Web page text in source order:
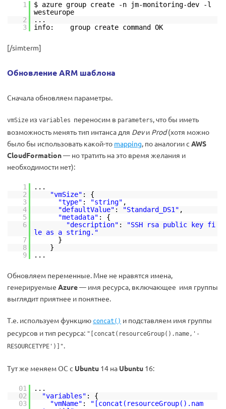
1
$ azure group create -n jm-monitoring-dev -l
westeurope
2
...
3
info: group create command OK
[/simterm]
Обновление ARM шаблона
Сначала обновляем параметры.
vmSize из variables переносим в parameters, что бы иметь
возможность менять тип интанса для Devи Prod(хотя можно
было бы использовать какой-то mapping, по аналогии с AWS
CloudFormation— но тратить на это время желания и
необходимости нет):
1
...
2
"vmSize" : {
3
"type" : "string" ,
4
"defaultValue" : "Standard_DS1" ,
5
"metadata" : {
6
"description" :
"SSH rsa public key fi
le as a string."
7
}
8
}
9
...
Обновляем переменные. Мне не нравятся имена,
генерируемые Azure— имя ресурса, включающее имя группы
выглядит приятнее и понятнее.
Т.е. используем функцию concat() и подставляем имя группы
ресурсов и тип ресурса: "[concat(resourceGroup().name,'-
RESOURCETYPE')]".
Тут же меняем ОС с Ubuntu 14 на Ubuntu 16:
01
...
02
"variables" : {
03
"vmName" :
"[concat(resourceGroup().nam